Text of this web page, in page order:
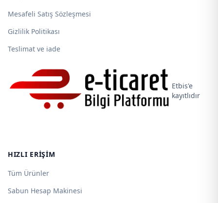
Mesafeli Satış Sözleşmesi
Gizlilik Politikası
Teslimat ve iade
Etbis'e
kayıtlıdır
HIZLI ERIŞIM
Tüm Ürünler
Sabun Hesap Makinesi